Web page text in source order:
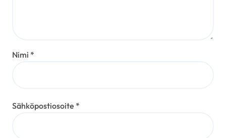
Nimi *
Sähköpostiosoite *